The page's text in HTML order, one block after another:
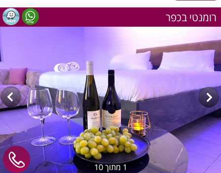
רומנטי בכפר
1מתוך 10